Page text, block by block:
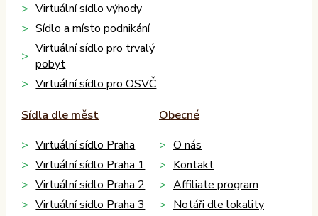
Virtuální sídlo výhody
Sídlo a místo podnikání
Virtuální sídlo pro trvalý
pobyt
Virtuální sídlo pro OSVČ
Sídla dle měst
Virtuální sídlo Praha
Virtuální sídlo Praha 1
Virtuální sídlo Praha 2
Virtuální sídlo Praha 3
Obecné
O nás
Kontakt
Affiliate program
Notáři dle lokality